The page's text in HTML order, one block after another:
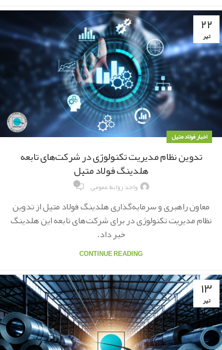
۲۲
تیر
اخبار فولاد متیل
تدوین نظام مدیریت تکنولوژی در شرکت‌های تابعه
هلدینگ فولاد متیل
واحد روابط عمومی ۰
معاون راهبری و سرمایه‌گذاری هلدینگ فولاد متیل از تدوین
نظام مدیریت تکنولوژی در برای شرکت‌های تابعه این هلدینگ
خبر داد.
CONTINUE READING
۱۳
تیر